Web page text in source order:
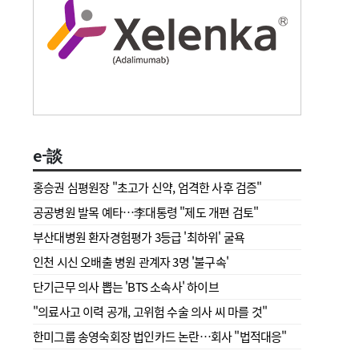
e-談
홍승권 심평원장 " 초고가 신약, 엄격한 사후 검증"
공공병원 발목 예타…李대통령 "제도 개편 검토"
부산대병원 환자경험평가 3등급 '최하위' 굴욕
인천 시신 오배출 병원 관계자 3명 '불구속'
단기근무 의사 뽑는 'BTS 소속사' 하이브
"의료사고 이력 공개, 고위험 수술 의사 씨 마를 것"
한미그룹 송영숙회장 법인카드 논란…회사 "법적대응"